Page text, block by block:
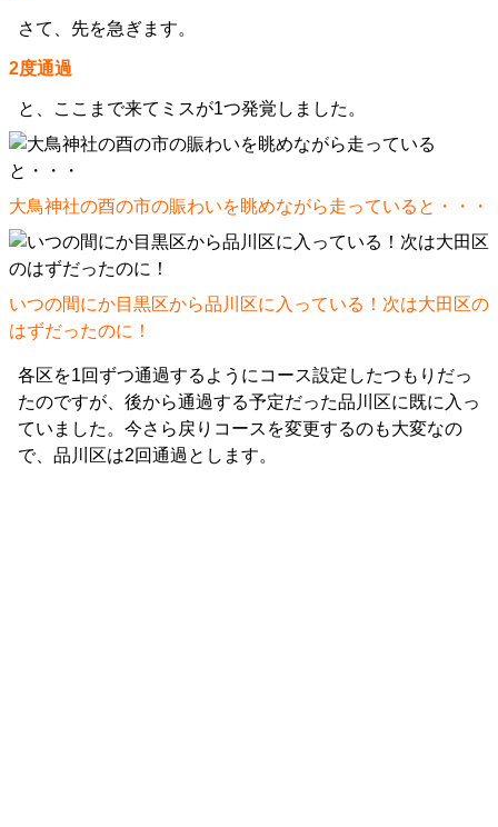
さて、先を急ぎます。
2度通過
と、ここまで来てミスが1つ発覚しました。
大鳥神社の酉の市の賑わいを眺めながら走っていると・・・
いつの間にか目黒区から品川区に入っている！次は大田区の
はずだったのに！
各区を1回ずつ通過するようにコース設定したつもりだっ
たのですが、後から通過する予定だった品川区に既に入っ
ていました。今さら戻りコースを変更するのも大変なの
で、品川区は2回通過とします。